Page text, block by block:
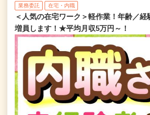
業務委託 在宅・内職
＜人気の在宅ワーク＞軽作業！年齢／経
増員します！★平均月収5万円～！